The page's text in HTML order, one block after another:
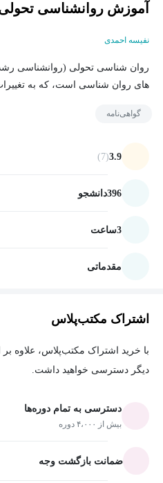
آموزش روانشناسی تحولی
نفیسه احمدی
روان شناسی تحولی (روانشناسی
های روان شناسی است، که به
گواهی‌نامه
3.9
(7)
396دانشجو
3ساعت
مقدماتی
اشتراک مکتب‌پلاس
دیگر دسترسی خواهید داشت.
دسترسی به تمام دوره‌ها
بیش از ۴،۰۰۰ دوره
ضمانت بازگشت وجه